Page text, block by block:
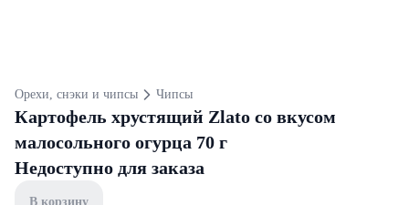
Орехи, снэки и чипсы Чипсы
Картофель хрустящий Zlato со вкусом
малосольного огурца 70 г
Недоступно для заказа
В корзину